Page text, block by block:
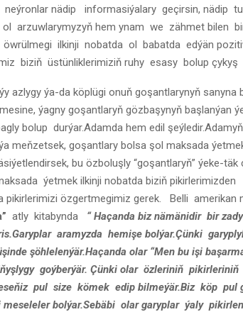
neýronlar nädip informasiýalary geçirsin, nädip
arzuwlarymyzyň hem ynam we zähmet bilen
ilkinji nobatda ol babatda edýän
biziň üstünliklerimiziň ruhy esasy bolup çykyş
azlygy ýa-da köplügi onuň goşantlarynyň sanyna
ýagny goşantlaryň gözbaşynyň başlanýan
bolup durýar.Adamda hem edil şeýledir.Adamyň
meňzetsek, goşantlary bolsa şol maksada
bu özboluşly “goşantlaryň” ýeke-täk
ýetmek ilkinji nobatda biziň pikirlerimizden
pikirlerimizi özgertmegimiz gerek. Belli amerikan
atly kitabynda “ Haçanda biz nämänidir bir
aramyzda hemişe bolýar.Çünki
şöhlelenýär.Haçanda olar “Men bu işi
goýberýär. Çünki olar özleriniň
pul size kömek edip bilmeýär.Biz köp pul
bolýar.Sebäbi olar garyplar ýaly